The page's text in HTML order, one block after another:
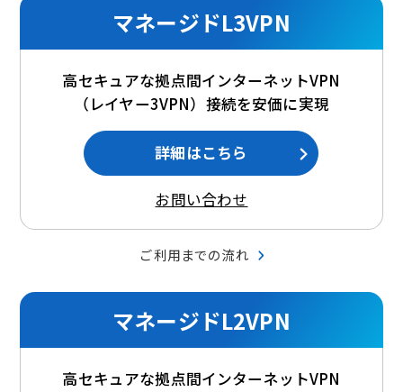
マネージドL3VPN
高セキュアな拠点間インターネットVPN
（レイヤー3VPN）接続を安価に実現
詳細はこちら
お問い合わせ
ご利用までの流れ
マネージドL2VPN
高セキュアな拠点間インターネットVPN